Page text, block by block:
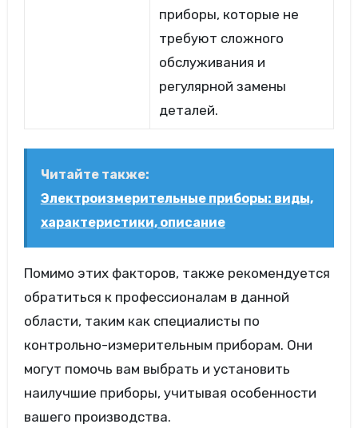
приборы, которые не
требуют сложного
обслуживания и
регулярной замены
деталей.
Читайте также:
Электроизмерительные приборы: виды,
характеристики, описание
Помимо этих факторов, также рекомендуется
обратиться к профессионалам в данной
области, таким как специалисты по
контрольно-измерительным приборам. Они
могут помочь вам выбрать и установить
наилучшие приборы, учитывая особенности
вашего производства.